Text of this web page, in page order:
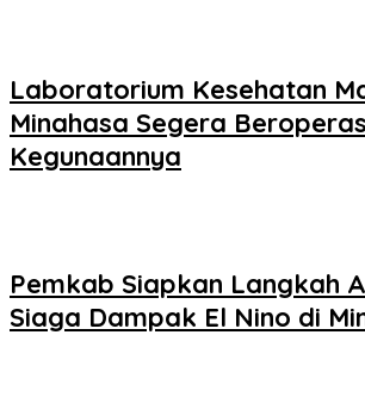
Laboratorium Kesehatan
Minahasa Segera
Kegunaannya
Pemkab Siapkan Langkah
Siaga Dampak El Nino di